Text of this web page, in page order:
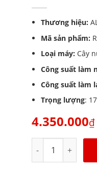
Thương hiệu:
Mã sản phẩm:
Loại máy: Cây
Công suất làm
Công suất làm
Trọng lượng:
4.350.000₫